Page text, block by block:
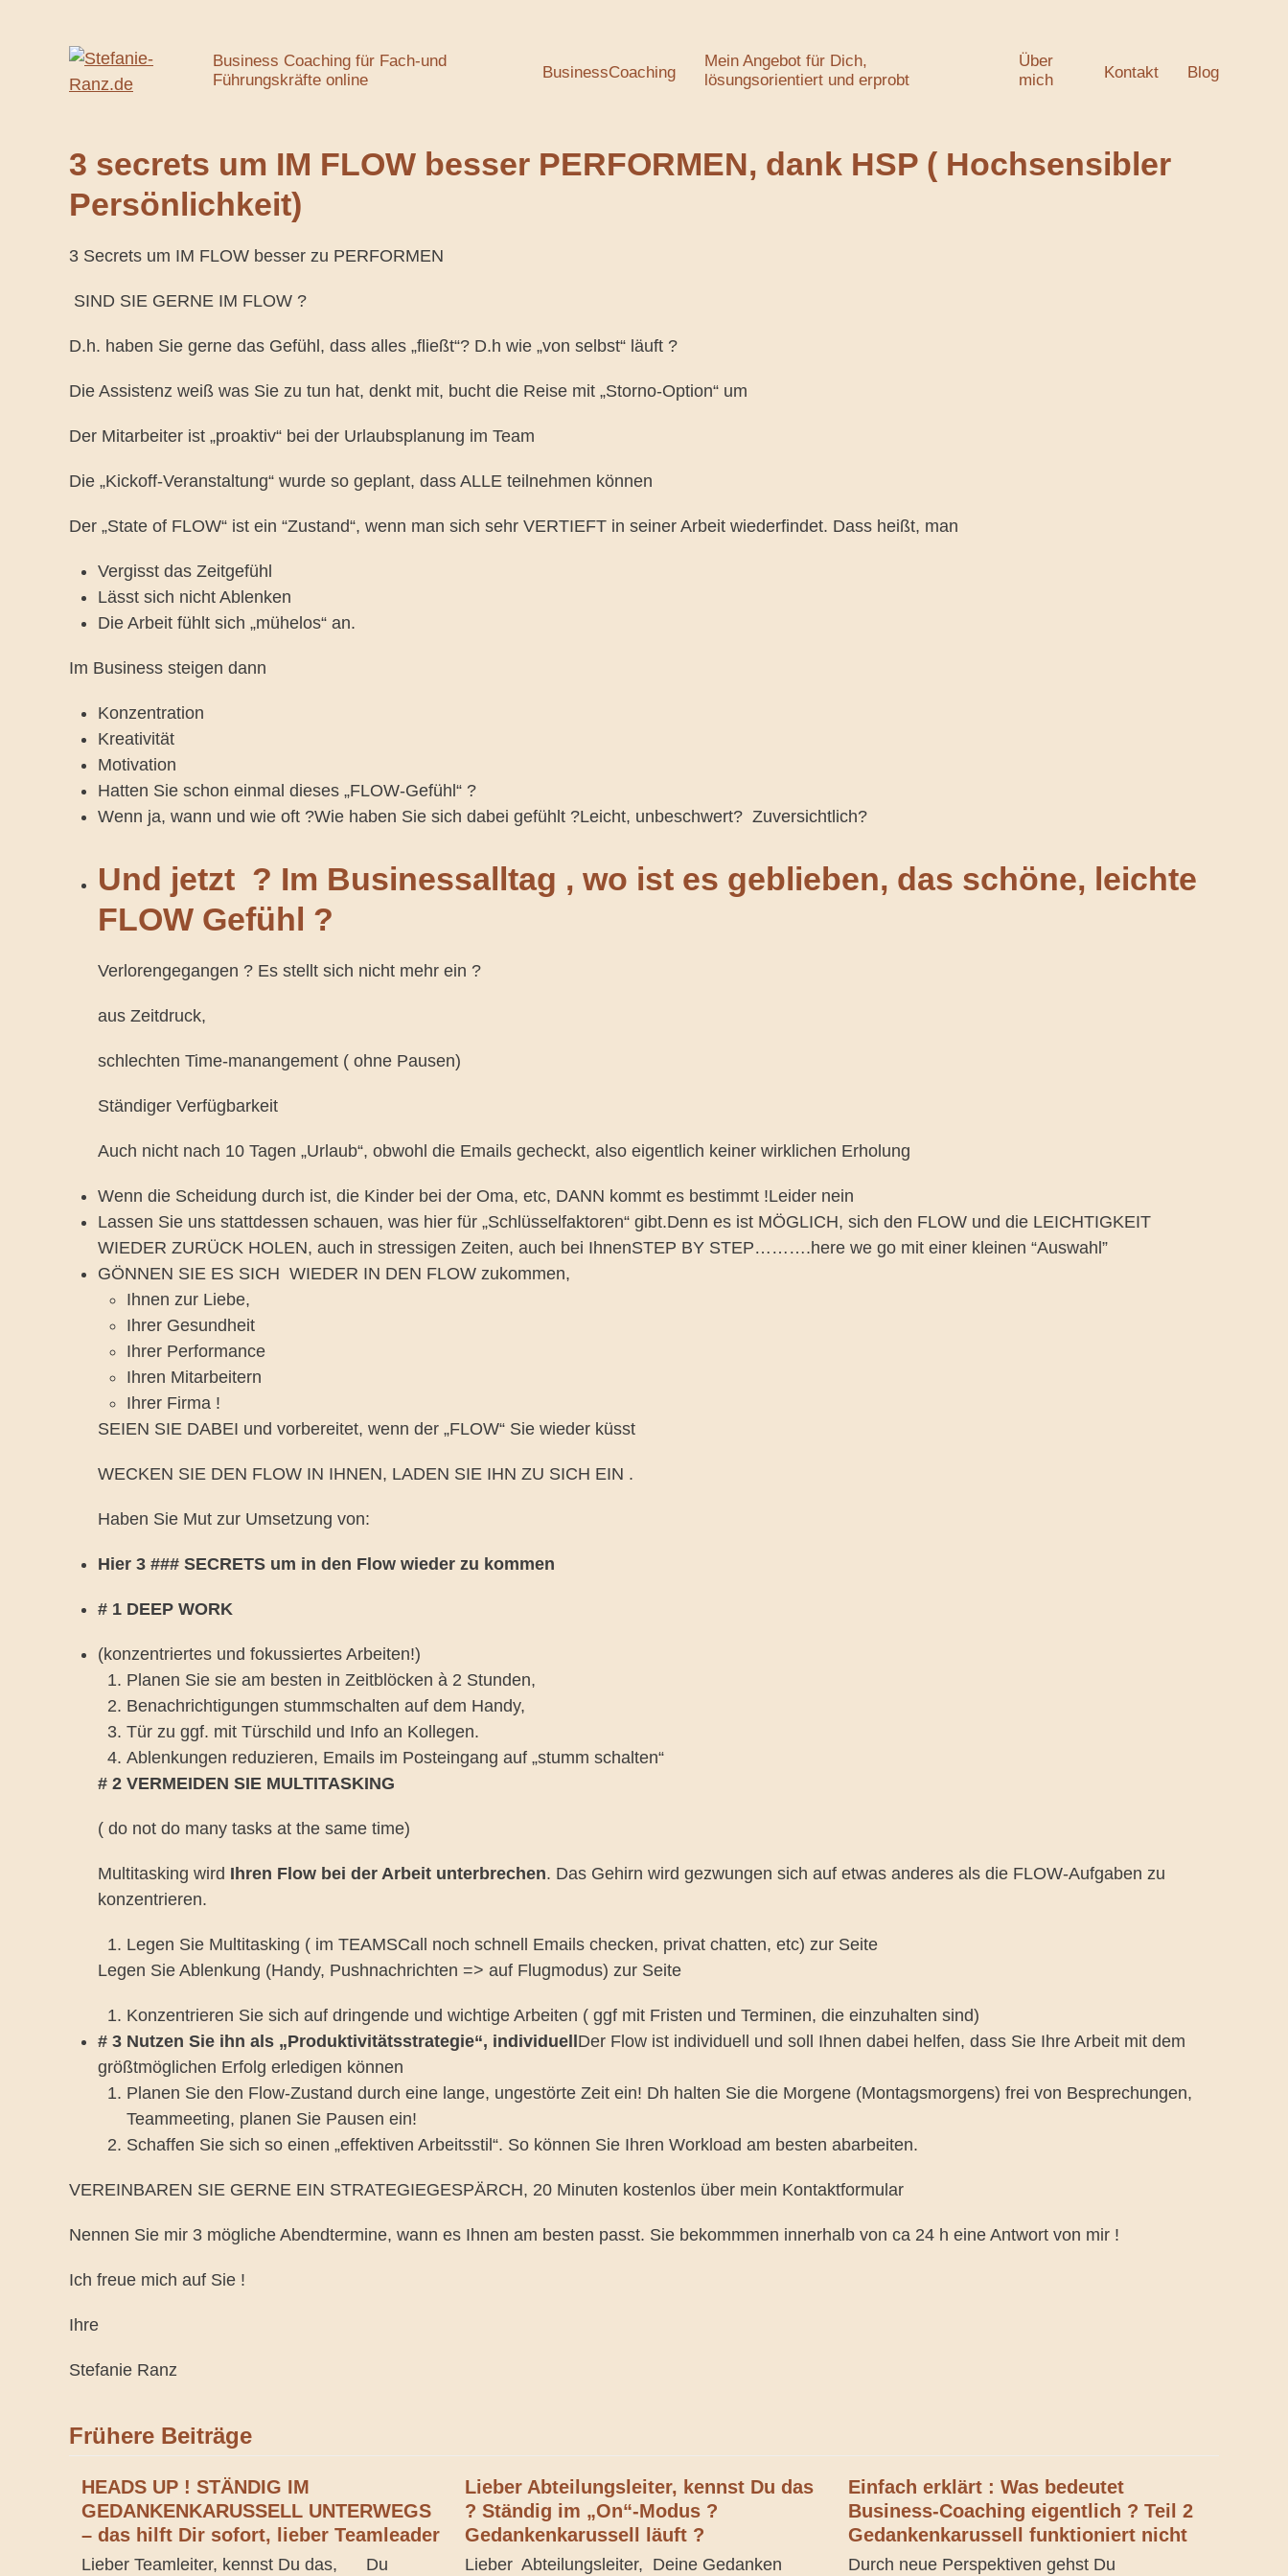
Business Coaching für Fach-und
Führungskräfte online
BusinessCoaching
Mein Angebot für Dich,
lösungsorientiert und erprobt
Über
mich
Kontakt Blog
3 secrets um IM FLOW besser PERFORMEN, dank HSP ( Hochsensibler
Persönlichkeit)
3 Secrets um IM FLOW besser zu PERFORMEN
SIND SIE GERNE IM FLOW ?
D.h. haben Sie gerne das Gefühl, dass alles „fließt“? D.h wie „von selbst“ läuft ?
Die Assistenz weiß was Sie zu tun hat, denkt mit, bucht die Reise mit „Storno-Option“ um
Der Mitarbeiter ist „proaktiv“ bei der Urlaubsplanung im Team
Die „Kickoff-Veranstaltung“ wurde so geplant, dass ALLE teilnehmen können
Der „State of FLOW“ ist ein “Zustand“, wenn man sich sehr VERTIEFT in seiner Arbeit wiederfindet. Dass heißt, man
Vergisst das Zeitgefühl
Lässt sich nicht Ablenken
Die Arbeit fühlt sich „mühelos“ an.
Im Business steigen dann
Konzentration
Kreativität
Motivation
Hatten Sie schon einmal dieses „FLOW-Gefühl“ ?
Wenn ja, wann und wie oft ?Wie haben Sie sich dabei gefühlt ?Leicht, unbeschwert? Zuversichtlich?
Und jetzt ? Im Businessalltag , wo ist es geblieben, das schöne, leichte
FLOW Gefühl ?
Verlorengegangen ? Es stellt sich nicht mehr ein ?
aus Zeitdruck,
schlechten Time-manangement ( ohne Pausen)
Ständiger Verfügbarkeit
Auch nicht nach 10 Tagen „Urlaub“, obwohl die Emails gecheckt, also eigentlich keiner wirklichen Erholung
Wenn die Scheidung durch ist, die Kinder bei der Oma, etc, DANN kommt es bestimmt !Leider nein
Lassen Sie uns stattdessen schauen, was hier für „Schlüsselfaktoren“ gibt.Denn es ist MÖGLICH, sich den FLOW und die LEICHTIGKEIT
WIEDER ZURÜCK HOLEN, auch in stressigen Zeiten, auch bei IhnenSTEP BY STEP……….here we go mit einer kleinen “Auswahl”
GÖNNEN SIE ES SICH WIEDER IN DEN FLOW zukommen,
Ihnen zur Liebe,
Ihrer Gesundheit
Ihrer Performance
Ihren Mitarbeitern
Ihrer Firma !
SEIEN SIE DABEI und vorbereitet, wenn der „FLOW“ Sie wieder küsst
WECKEN SIE DEN FLOW IN IHNEN, LADEN SIE IHN ZU SICH EIN .
Haben Sie Mut zur Umsetzung von:
Hier 3 ### SECRETS um in den Flow wieder zu kommen
# 1 DEEP WORK
(konzentriertes und fokussiertes Arbeiten!)
Planen Sie sie am besten in Zeitblöcken à 2 Stunden,
Benachrichtigungen stummschalten auf dem Handy,
Tür zu ggf. mit Türschild und Info an Kollegen.
Ablenkungen reduzieren, Emails im Posteingang auf „stumm schalten“
# 2 VERMEIDEN SIE MULTITASKING
( do not do many tasks at the same time)
Multitasking wird Ihren Flow bei der Arbeit unterbrechen. Das Gehirn wird gezwungen sich auf etwas anderes als die FLOW-Aufgaben zu
konzentrieren.
Legen Sie Multitasking ( im TEAMSCall noch schnell Emails checken, privat chatten, etc) zur Seite
Legen Sie Ablenkung (Handy, Pushnachrichten => auf Flugmodus) zur Seite
Konzentrieren Sie sich auf dringende und wichtige Arbeiten ( ggf mit Fristen und Terminen, die einzuhalten sind)
# 3 Nutzen Sie ihn als „Produktivitätsstrategie“, individuell Der Flow ist individuell und soll Ihnen dabei helfen, dass Sie Ihre Arbeit mit dem
größtmöglichen Erfolg erledigen können
Planen Sie den Flow-Zustand durch eine lange, ungestörte Zeit ein! Dh halten Sie die Morgene (Montagsmorgens) frei von Besprechungen,
Teammeeting, planen Sie Pausen ein!
Schaffen Sie sich so einen „effektiven Arbeitsstil“. So können Sie Ihren Workload am besten abarbeiten.
VEREINBAREN SIE GERNE EIN STRATEGIEGESPÄRCH, 20 Minuten kostenlos über mein Kontaktformular
Nennen Sie mir 3 mögliche Abendtermine, wann es Ihnen am besten passt. Sie bekommmen innerhalb von ca 24 h eine Antwort von mir !
Ich freue mich auf Sie !
Ihre
Stefanie Ranz
Frühere Beiträge
HEADS UP ! STÄNDIG IM
GEDANKENKARUSSELL UNTERWEGS
– das hilft Dir sofort, lieber Teamleader
Lieber Teamleiter, kennst Du das, Du
Lieber Abteilungsleiter, kennst Du das
? Ständig im „On“-Modus ?
Gedankenkarussell läuft ?
Lieber Abteilungsleiter, Deine Gedanken
Einfach erklärt : Was bedeutet
Business-Coaching eigentlich ? Teil 2
Gedankenkarussell funktioniert nicht
Durch neue Perspektiven gehst Du